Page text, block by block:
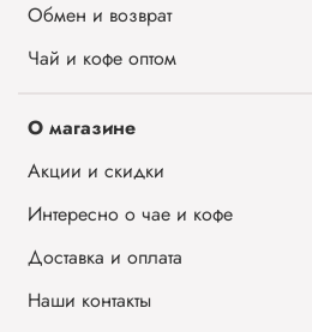
Обмен и возврат
Чай и кофе оптом
О магазине
Акции и скидки
Интересно о чае и кофе
Доставка и оплата
Наши контакты